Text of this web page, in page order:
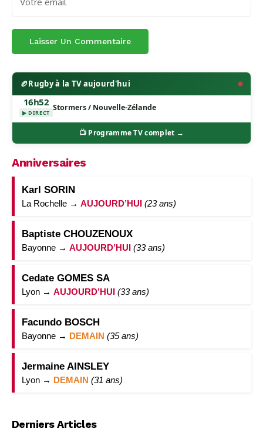
🏉Rugby à la TV aujourd'hui
16h52
▶ DIRECT
Stormers / Nouvelle-Zélande
📺 Programme TV complet →
Anniversaires
Karl SORIN
La Rochelle → AUJOURD’HUI (23 ans)
Baptiste CHOUZENOUX
Bayonne → AUJOURD’HUI (33 ans)
Cedate GOMES SA
Lyon → AUJOURD’HUI (33 ans)
Facundo BOSCH
Bayonne → DEMAIN (35 ans)
Jermaine AINSLEY
Lyon → DEMAIN (31 ans)
Derniers Articles